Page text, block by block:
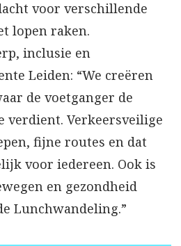
voor verschillende
lopen raken.
inclusie en
Leiden: “We creëren
de voetganger de
Verkeersveilige
fijne routes en dat
voor iedereen. Ook is
en gezondheid
Lunchwandeling.”